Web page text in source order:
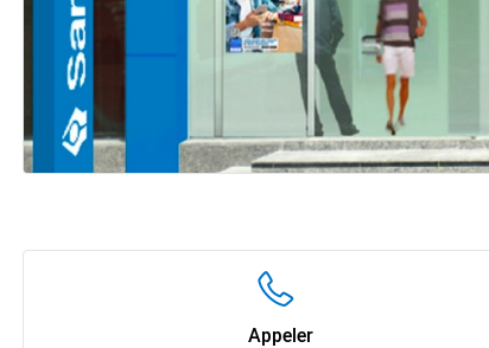
Appeler